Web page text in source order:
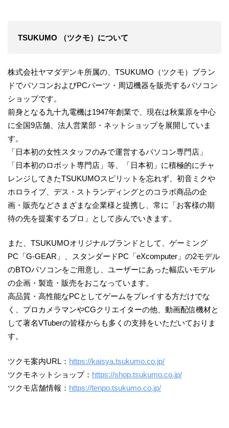
TSUKUMO （ツクモ）について
株式会社ヤマダデンキ所属の、TSUKUMO（ツクモ）ブラン
ドでパソコンおよびPCパーツ・周辺機器を販売するパソコン
ショップです。
前身となる九十九電機は1947年創業で、現在は秋葉原を中心
に全国9店舗、法人営業部・ネットショップを展開していま
す。
「日本初の女性スタッフのみで運営するパソコン専門店」
「日本初のロボット専門店」等、「日本初」に積極的にチャ
レンジしてきたTSUKUMOスピリットを忘れず、初音ミクや
ホロライブ、デス・ストランディングとのコラボ商品の企
画・販売などさまざまな企業様と提携し、常に「お客様の期
待の先を提案するプロ」として歩んでいきます。
また、TSUKUMOオリジナルブランドとして、ゲーミング
PC「G-GEAR」、スタンダードPC「eXcomputer」の2モデル
のBTOパソコンをご用意し、ユーザーにあった幅広いモデル
の企画・製造・販売をおこなっています。
高品質・高性能なPCとしてゲームをプレイする方だけでな
く、プロカメラマンやCGクリエイターの他、動画配信機材と
して著名VTuberの皆様からも多くの支持をいただいておりま
す。
ツクモ案内URL： https://kaisya.tsukumo.co.jp/
ツクモネットショップ： https://shop.tsukumo.co.jp/
ツクモ店舗情報： https://tenpo.tsukumo.co.jp/